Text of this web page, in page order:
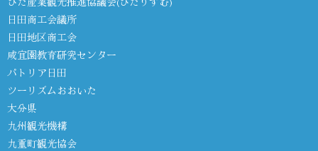
日田商工会議所
日田地区商工会
咸宜園教育研究センター
パトリア日田
ツーリズムおおいた
大分県
九州観光機構
九重町観光協会